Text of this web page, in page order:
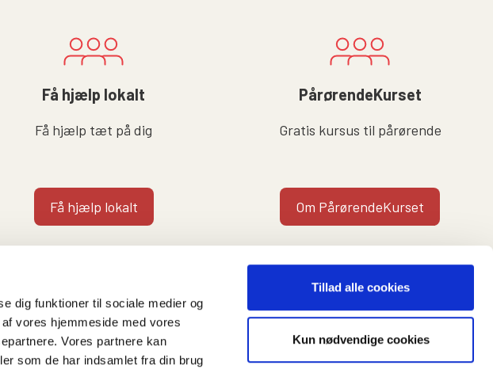
dig funktioner til sociale medier og
vores hjemmeside med vores
Vores partnere kan
som de har indsamlet fra din brug
Tillad alle cookies
Kun nødvendige cookies
Få hjælp lokalt
Få hjælp tæt på dig
Få hjælp lokalt
PårørendeKurset
Gratis kursus til pårørende
Om PårørendeKurset
hovedkontoret